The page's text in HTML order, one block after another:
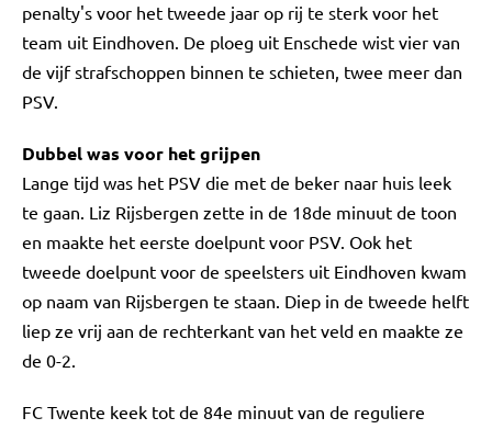
penalty's voor het tweede jaar op rij te sterk voor het
team uit Eindhoven. De ploeg uit Enschede wist vier van
de vijf strafschoppen binnen te schieten, twee meer dan
PSV.
Dubbel was voor het grijpen
Lange tijd was het PSV die met de beker naar huis leek
te gaan. Liz Rijsbergen zette in de 18de minuut de toon
en maakte het eerste doelpunt voor PSV. Ook het
tweede doelpunt voor de speelsters uit Eindhoven kwam
op naam van Rijsbergen te staan. Diep in de tweede helft
liep ze vrij aan de rechterkant van het veld en maakte ze
de 0-2.
FC Twente keek tot de 84e minuut van de reguliere